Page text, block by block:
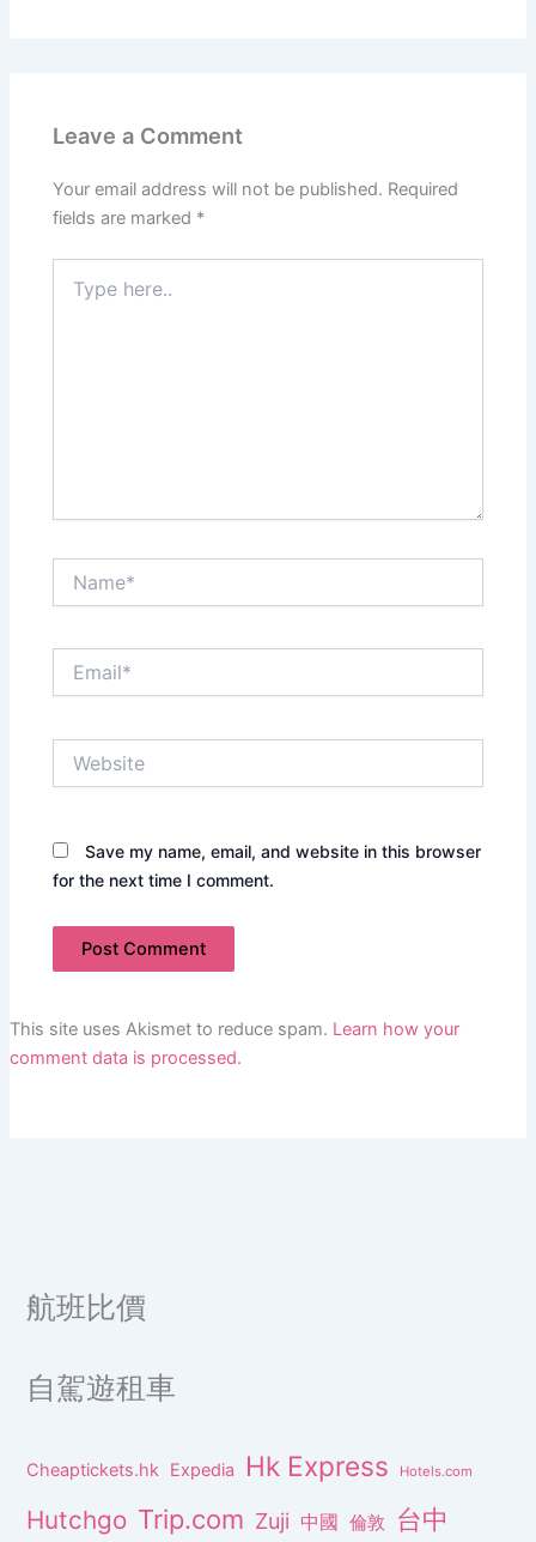
Leave a Comment
Your email address will not be published. Required
fields are marked *
here..
Save my name, email, and website in this browser
for the next time I comment.
This site uses Akismet to reduce spam. Learn how your
comment data is processed.
航班比價
自駕遊租車
Cheaptickets.hk Expedia Hk Express Hotels.com
Hutchgo Trip.com Zuji 中國 倫敦 台中